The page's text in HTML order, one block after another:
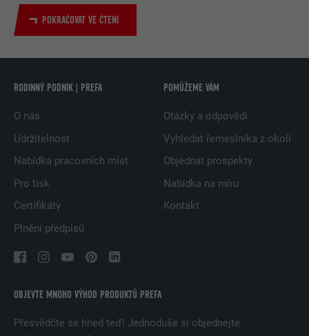
POKRAČOVAT VE ČTENÍ
OBJEVTE MNOHO VÝHOD PRODUKTŮ PREFA
Přesvědčte se hned teď! Jednoduše si objednejte
RODINNÝ PODNIK | PREFA
O nás
Udržitelnost
Nabídka pracovních míst
Pro tisk
Certifikáty
Plnění předpisů
POMŮŽEME VÁM
Otázky a odpovědi
Vyhledat řemeslníka z okolí
Objednat prospekty
Nabídka na míru
Kontakt